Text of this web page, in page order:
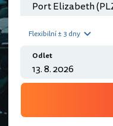
Flexibilní ± 3 dny
Odlet